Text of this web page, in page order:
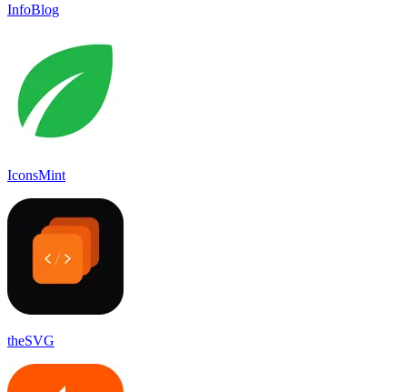
InfoBlog
IconsMint
theSVG